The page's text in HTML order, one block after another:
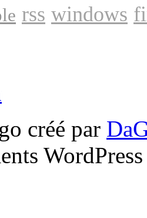
rss windows
créé par